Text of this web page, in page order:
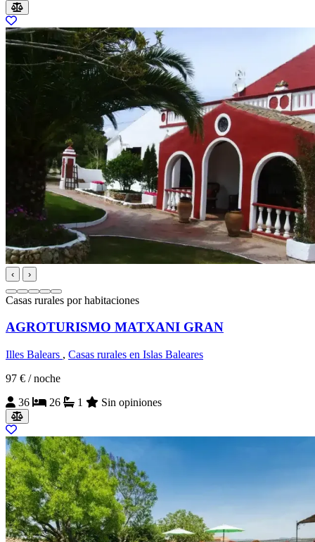
‹ ›
Casas rurales por habitaciones
AGROTURISMO MATXANI GRAN
Illes Balears , Casas rurales en Islas Baleares
97 € / noche
36
26 1 Sin opiniones